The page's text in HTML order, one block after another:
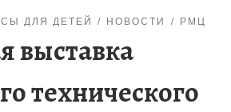
ДЛЯ ДЕТЕЙ НОВОСТИ РМЦ
выставка
технического